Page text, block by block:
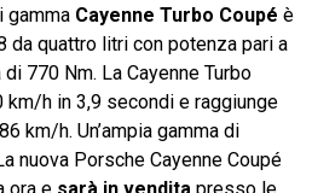
gamma Cayenne Turbo Coupé è
da quattro litri con potenza pari a
770 Nm. La Cayenne Turbo
km/h in 3,9 secondi e raggiunge
km/h. Un’ampia gamma di
nuova Porsche Cayenne Coupé